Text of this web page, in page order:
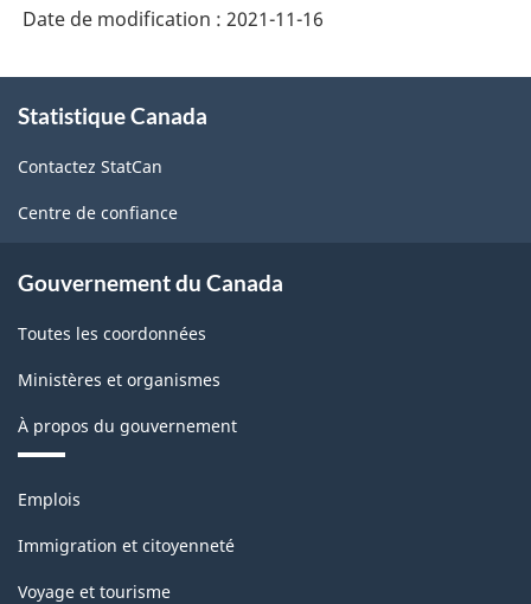
Date de modification : 2021-11-16
propos
ce
site
Statistique Canada
Contactez StatCan
Centre de confiance
Gouvernement du Canada
Toutes les coordonnées
Ministères et organismes
À propos du gouvernement
Thèmes
sujets
Emplois
Immigration et citoyenneté
Voyage et tourisme